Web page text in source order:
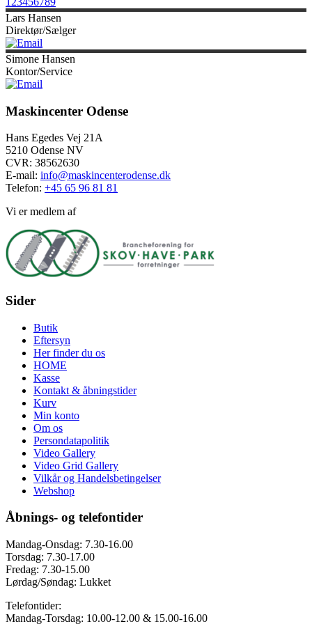
Lars Hansen
Direktør/Sælger
Simone Hansen
Kontor/Service
Maskincenter Odense
Hans Egedes Vej 21A
5210 Odense NV
CVR: 38562630
E-mail: info@maskincenterodense.dk
Telefon: +45 65 96 81 81
Vi er medlem af
Sider
Butik
Eftersyn
Her finder du os
HOME
Kasse
Kontakt & åbningstider
Kurv
Min konto
Om os
Persondatapolitik
Video Gallery
Video Grid Gallery
Vilkår og Handelsbetingelser
Webshop
Åbnings- og telefontider
Mandag-Onsdag: 7.30-16.00
Torsdag: 7.30-17.00
Fredag: 7.30-15.00
Lørdag/Søndag: Lukket
Telefontider:
Mandag-Torsdag: 10.00-12.00 & 15.00-16.00